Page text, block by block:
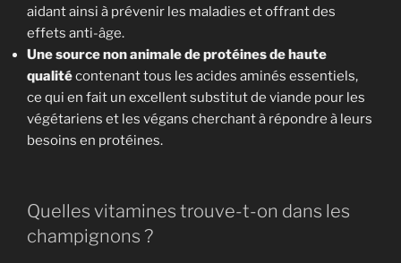
aidant ainsi à prévenir les maladies et offrant des
effets anti-âge.
Une source non animale de protéines de haute
qualitécontenant tous les acides aminés essentiels,
ce qui en fait un excellent substitut de viande pour les
végétariens et les végans cherchant à répondre à leurs
besoins en protéines.
Quelles vitamines trouve-t-on dans les
champignons ?